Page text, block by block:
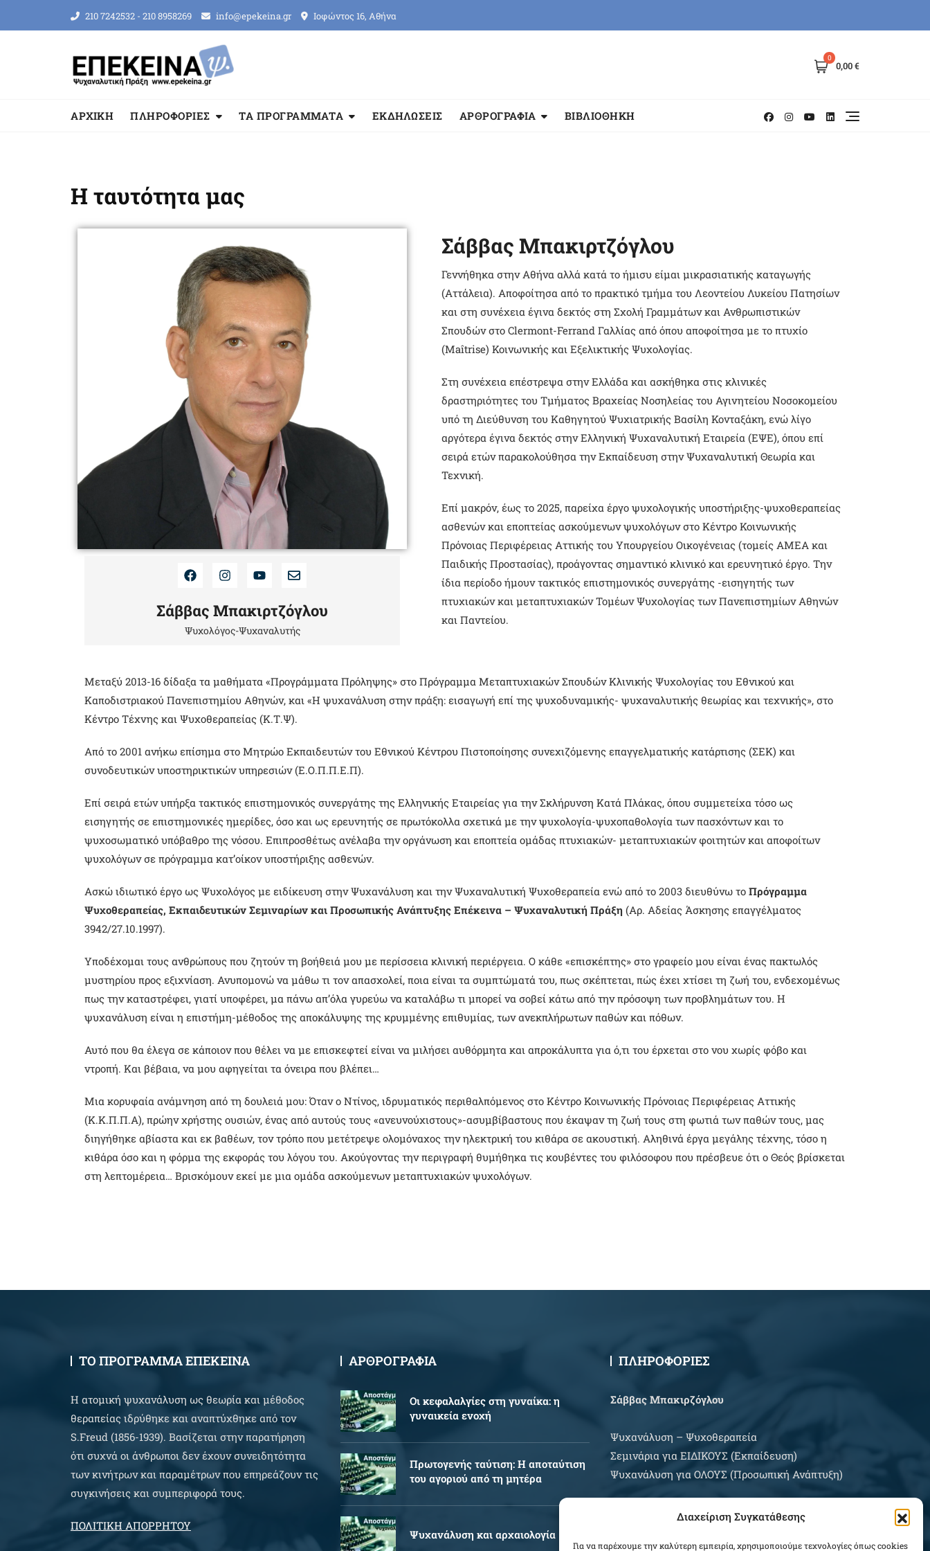
Διαχείριση Συγκατάθεσης
Για να παρέχουμε την καλύτερη εμπειρία, χρησιμοποιούμε τεχνολογίες όπως cookies
210 7242532 - 210 8958269 info@epekeina.gr Ιοφώντος 16, Αθήνα
0
0,00 €
ΑΡΧΙΚΗ ΠΛΗΡΟΦΟΡΙΕΣ ΤΑ ΠΡΟΓΡΑΜΜΑΤΑ ΕΚΔΗΛΩΣΕΙΣ ΑΡΘΡΟΓΡΑΦΙΑ ΒΙΒΛΙΟΘΗΚΗ
Η ταυτότητα μας
Σάββας Μπακιρτζόγλου
Ψυχολόγος-Ψυχαναλυτής
Σάββας Μπακιρτζόγλου
Γεννήθηκα στην Αθήνα αλλά κατά το ήμισυ είμαι μικρασιατικής καταγωγής
(Αττάλεια). Αποφοίτησα από το πρακτικό τμήμα του Λεοντείου Λυκείου Πατησίων
και στη συνέχεια έγινα δεκτός στη Σχολή Γραμμάτων και Ανθρωπιστικών
Σπουδών στο Clermont-Ferrand Γαλλίας από όπου αποφοίτησα με το πτυχίο
(Maîtrise) Κοινωνικής και Εξελικτικής Ψυχολογίας.
Στη συνέχεια επέστρεψα στην Ελλάδα και ασκήθηκα στις κλινικές
δραστηριότητες του Τμήματος Βραχείας Νοσηλείας του Αγινητείου Νοσοκομείου
υπό τη Διεύθυνση του Καθηγητού Ψυχιατρικής Βασίλη Κονταξάκη, ενώ λίγο
αργότερα έγινα δεκτός στην Ελληνική Ψυχαναλυτική Εταιρεία (ΕΨΕ), όπου επί
σειρά ετών παρακολούθησα την Εκπαίδευση στην Ψυχαναλυτική Θεωρία και
Τεχνική.
Επί μακρόν, έως το 2025, παρείχα έργο ψυχολογικής υποστήριξης-ψυχοθεραπείας
ασθενών και εποπτείας ασκούμενων ψυχολόγων στο Κέντρο Κοινωνικής
Πρόνοιας Περιφέρειας Αττικής του Υπουργείου Οικογένειας (τομείς ΑΜΕΑ και
Παιδικής Προστασίας), προάγοντας σημαντικό κλινικό και ερευνητικό έργο. Την
ίδια περίοδο ήμουν τακτικός επιστημονικός συνεργάτης -εισηγητής των
πτυχιακών και μεταπτυχιακών Τομέων Ψυχολογίας των Πανεπιστημίων Αθηνών
και Παντείου.
Μεταξύ 2013-16 δίδαξα τα μαθήματα «Προγράμματα Πρόληψης» στο Πρόγραμμα Μεταπτυχιακών Σπουδών Κλινικής Ψυχολογίας του Εθνικού και
Καποδιστριακού Πανεπιστημίου Αθηνών, και «Η ψυχανάλυση στην πράξη: εισαγωγή επί της ψυχοδυναμικής- ψυχαναλυτικής θεωρίας και τεχνικής», στο
Κέντρο Τέχνης και Ψυχοθεραπείας (Κ.Τ.Ψ).
Από το 2001 ανήκω επίσημα στο Μητρώο Εκπαιδευτών του Εθνικού Κέντρου Πιστοποίησης συνεχιζόμενης επαγγελματικής κατάρτισης (ΣΕΚ) και
συνοδευτικών υποστηρικτικών υπηρεσιών (Ε.Ο.Π.Π.Ε.Π).
Επί σειρά ετών υπήρξα τακτικός επιστημονικός συνεργάτης της Ελληνικής Εταιρείας για την Σκλήρυνση Κατά Πλάκας, όπου συμμετείχα τόσο ως
εισηγητής σε επιστημονικές ημερίδες, όσο και ως ερευνητής σε πρωτόκολλα σχετικά με την ψυχολογία-ψυχοπαθολογία των πασχόντων και το
ψυχοσωματικό υπόβαθρο της νόσου. Επιπροσθέτως ανέλαβα την οργάνωση και εποπτεία ομάδας πτυχιακών- μεταπτυχιακών φοιτητών και αποφοίτων
ψυχολόγων σε πρόγραμμα κατ’οίκον υποστήριξης ασθενών.
Ασκώ ιδιωτικό έργο ως Ψυχολόγος με ειδίκευση στην Ψυχανάλυση και την Ψυχαναλυτική Ψυχοθεραπεία ενώ από το 2003 διευθύνω το Πρόγραμμα
Ψυχοθεραπείας, Εκπαιδευτικών Σεμιναρίων και Προσωπικής Ανάπτυξης Επέκεινα – Ψυχαναλυτική Πράξη (Αρ. Αδείας Άσκησης επαγγέλματος
3942/27.10.1997).
Υποδέχομαι τους ανθρώπους που ζητούν τη βοήθειά μου με περίσσεια κλινική περιέργεια. Ο κάθε «επισκέπτης» στο γραφείο μου είναι ένας πακτωλός
μυστηρίου προς εξιχνίαση. Ανυπομονώ να μάθω τι τον απασχολεί, ποια είναι τα συμπτώματά του, πως σκέπτεται, πώς έχει χτίσει τη ζωή του, ενδεχομένως
πως την καταστρέφει, γιατί υποφέρει, μα πάνω απ’όλα γυρεύω να καταλάβω τι μπορεί να σοβεί κάτω από την πρόσοψη των προβλημάτων του. Η
ψυχανάλυση είναι η επιστήμη-μέθοδος της αποκάλυψης της κρυμμένης επιθυμίας, των ανεκπλήρωτων παθών και πόθων.
Αυτό που θα έλεγα σε κάποιον που θέλει να με επισκεφτεί είναι να μιλήσει αυθόρμητα και απροκάλυπτα για ό,τι του έρχεται στο νου χωρίς φόβο και
ντροπή. Και βέβαια, να μου αφηγείται τα όνειρα που βλέπει…
Μια κορυφαία ανάμνηση από τη δουλειά μου: Όταν ο Ντίνος, ιδρυματικός περιθαλπόμενος στο Κέντρο Κοινωνικής Πρόνοιας Περιφέρειας Αττικής
(Κ.Κ.Π.Π.Α), πρώην χρήστης ουσιών, ένας από αυτούς τους «ανευνούχιστους»-ασυμβίβαστους που έκαψαν τη ζωή τους στη φωτιά των παθών τους, μας
διηγήθηκε αβίαστα και εκ βαθέων, τον τρόπο που μετέτρεψε ολομόναχος την ηλεκτρική του κιθάρα σε ακουστική. Αληθινά έργα μεγάλης τέχνης, τόσο η
κιθάρα όσο και η φόρμα της εκφοράς του λόγου του. Ακούγοντας την περιγραφή θυμήθηκα τις κουβέντες του φιλόσοφου που πρέσβευε ότι ο Θεός βρίσκεται
στη λεπτομέρεια… Βρισκόμουν εκεί με μια ομάδα ασκούμενων μεταπτυχιακών ψυχολόγων.
ΤΟ ΠΡΟΓΡΑΜΜΑ ΕΠΕΚΕΙΝΑ
Η ατομική ψυχανάλυση ως θεωρία και μέθοδος
θεραπείας ιδρύθηκε και αναπτύχθηκε από τον
S.Freud (1856-1939). Βασίζεται στην παρατήρηση
ότι συχνά οι άνθρωποι δεν έχουν συνειδητότητα
των κινήτρων και παραμέτρων που επηρεάζουν τις
συγκινήσεις και συμπεριφορά τους.
ΠΟΛΙΤΙΚΗ ΑΠΟΡΡΗΤΟΥ
ΑΡΘΡΟΓΡΑΦΙΑ
Oι κεφαλαλγίες στη γυναίκα: η
γυναικεία ενοχή
Πρωτογενής ταύτιση: Η αποταύτιση
του αγοριού από τη μητέρα
Ψυχανάλυση και αρχαιολογία
ΠΛΗΡΟΦΟΡΙΕΣ
Σάββας Μπακιρζόγλου
Ψυχανάλυση – Ψυχοθεραπεία
Σεμινάρια για EIΔΙΚΟΥΣ (Εκπαίδευση)
Ψυχανάλυση για ΟΛΟΥΣ (Προσωπική Ανάπτυξη)
Δευτέρα – Σάββατο κατόπιν συνεννοήσεως